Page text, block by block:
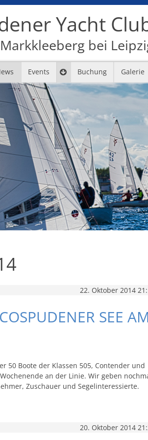
Yacht
bei
Events Buchung Galerie
22. Oktober 2014
SEE AM
50 Boote der Klassen 505, Contender und
an der Linie. Wir geben
Zuschauer und Segelinteressierte.
20. Oktober 2014